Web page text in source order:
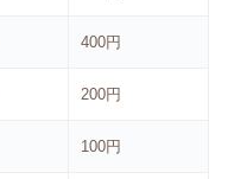
400円
200円
100円